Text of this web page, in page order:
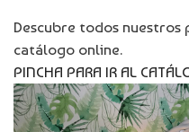
Descubre todos
catálogo online.
PINCHA PARA IR AL